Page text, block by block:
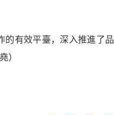
有效平臺，深入推進了品
）